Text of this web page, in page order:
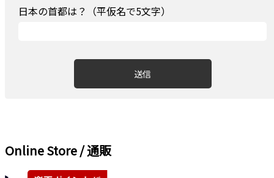
日本の首都は？（平仮名で5文字）
Online Store / 通販